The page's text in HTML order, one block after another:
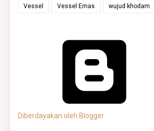
Vessel Vessel Emas wujud khodam
Diberdayakan oleh Blogger